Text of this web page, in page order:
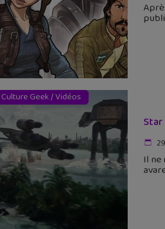
Culture Geek/Vidéos
Il ne